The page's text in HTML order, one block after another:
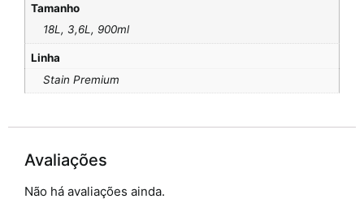
Tamanho
18L, 3,6L, 900ml
Linha
Stain Premium
Avaliações
Não há avaliações ainda.